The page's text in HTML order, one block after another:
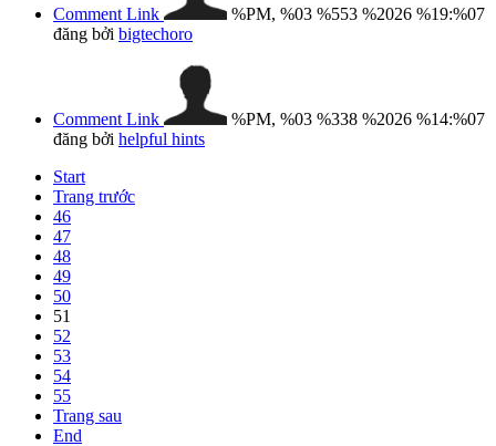
Comment Link
%PM, %03 %553 %2026 %19:%07
đăng bởi bigtechoro
Comment Link
%PM, %03 %338 %2026 %14:%07
đăng bởi helpful hints
Start
Trang trước
46
47
48
49
50
51
52
53
54
55
Trang sau
End